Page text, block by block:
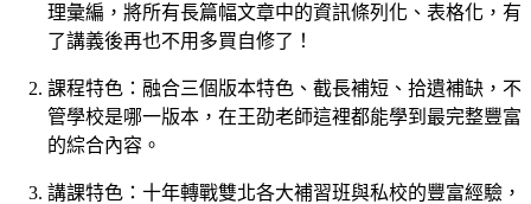
理彙編，將所有長篇幅文章中的資訊條列化、表格化，有
了講義後再也不用多買自修了！
課程特色：融合三個版本特色、截長補短、拾遺補缺，不
管學校是哪一版本，在王劭老師這裡都能學到最完整豐富
的綜合內容。
講課特色：十年轉戰雙北各大補習班與私校的豐富經驗，